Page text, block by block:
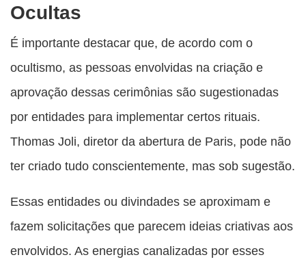
Ocultas
É importante destacar que, de acordo com o
ocultismo, as pessoas envolvidas na criação e
aprovação dessas cerimônias são sugestionadas
por entidades para implementar certos rituais.
Thomas Joli, diretor da abertura de Paris, pode não
ter criado tudo conscientemente, mas sob sugestão.
Essas entidades ou divindades se aproximam e
fazem solicitações que parecem ideias criativas aos
envolvidos. As energias canalizadas por esses